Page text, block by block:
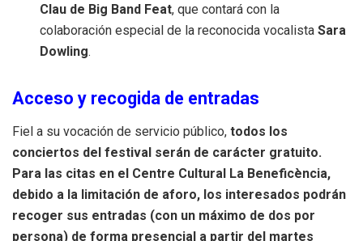
Clau de Big Band Feat, que contará con la
colaboración especial de la reconocida vocalistaSara
Dowling.
Acceso y recogida de entradas
Fiel a su vocación de servicio público, todos los
conciertos del festival serán de carácter gratuito.
Para las citas en el Centre Cultural La Beneficència,
debido a la limitación de aforo, los interesados podrán
recoger sus entradas (con un máximo de dos por
persona) de forma presencial a partir del martes